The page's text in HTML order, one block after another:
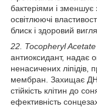
бактеріями і
освітлюючі
блиск і здоровий
22. Tocopheryl
антиоксидант, надає
ненасичених ліпідів,
мембран. Захищає
стійкість клітин до
ефективність